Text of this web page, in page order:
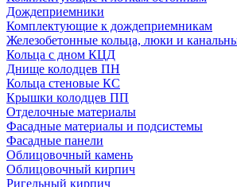
Дождеприемники
Комплектующие к дождеприемникам
Железобетонные кольца, люки и
Кольца с дном КЦД
Днище колодцев ПН
Кольца стеновые КС
Крышки колодцев ПП
Отделочные материалы
Фасадные материалы и подсистемы
Фасадные панели
Облицовочный камень
Облицовочный кирпич
Ригельный кирпич